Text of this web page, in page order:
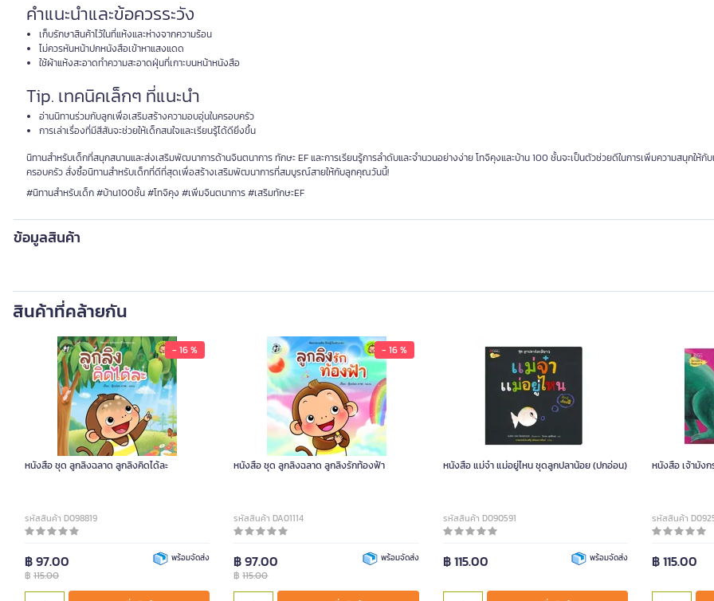
คำแนะนำและข้อควรระวัง
เก็บรักษาสินค้าไว้ในที่แห้งและห่างจากความร้อน
ไม่ควรหันหน้าปกหนังสือเข้าหาแสงแดด
ใช้ผ้าแห้งสะอาดทำความสะอาดฝุ่นที่เกาะบนหน้าหนังสือ
Tip. เทคนิคเล็กๆ ที่แนะนำ
อ่านนิทานร่วมกับลูกเพื่อเสริมสร้างความอบอุ่นในครอบครัว
การเล่าเรื่องที่มีสีสันจะช่วยให้เด็กสนใจและเรียนรู้ได้ดียิ่งขึ้น
นิทานสำหรับเด็กที่สนุกสนานและส่งเสริมพัฒนาการด้านจินตนาการ ทักษะ EF และการเรียนรู้การลำดับและจำนวนอย่างง่าย โทจิคุงและบ้าน 100 ชั้นจะเป็นตัวช่วยดีในการเพิ่มความสนุกให้กับ
ครอบครัว สั่งซื้อนิทานสำหรับเด็กที่ดีที่สุดเพื่อสร้างเสริมพัฒนาการที่สมบูรณ์สายให้กับลูกคุณวันนี้!
#นิทานสำหรับเด็ก #บ้าน100ชั้น #โทจิคุง #เพิ่มจินตนาการ #เสริมทักษะEF
ข้อมูลสินค้า
สินค้าที่คล้ายกัน
- 16 %
หนังสือ ชุด ลูกลิงฉลาด ลูกลิงคิดได้ละ
รหัสสินค้า D098819
฿ 97.00
฿ 115.00
พร้อมจัดส่ง
- 16 %
หนังสือ ชุด ลูกลิงฉลาด ลูกลิงรักท้องฟ้า
รหัสสินค้า DA01114
฿ 97.00
฿115.00
พร้อมจัดส่ง
หนังสือ แม่จ๋า แม่อยู่ไหน ชุดลูกปลาน้อย (ปกอ่อน)
รหัสสินค้า D090591
฿ 115.00 พร้อมจัดส่ง
หนังสือ เจ้ามังก
รหัสสินค้า
฿ 115.00